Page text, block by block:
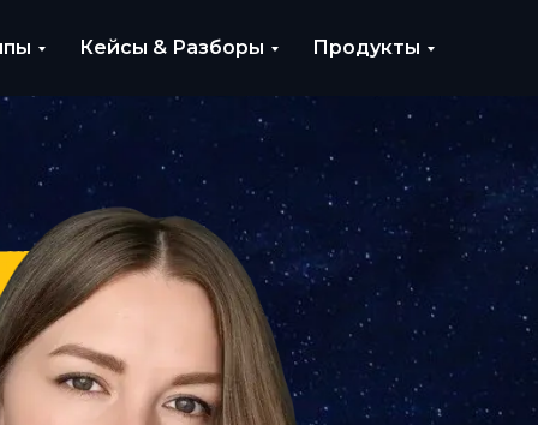
Кейсы & Разборы Продукты